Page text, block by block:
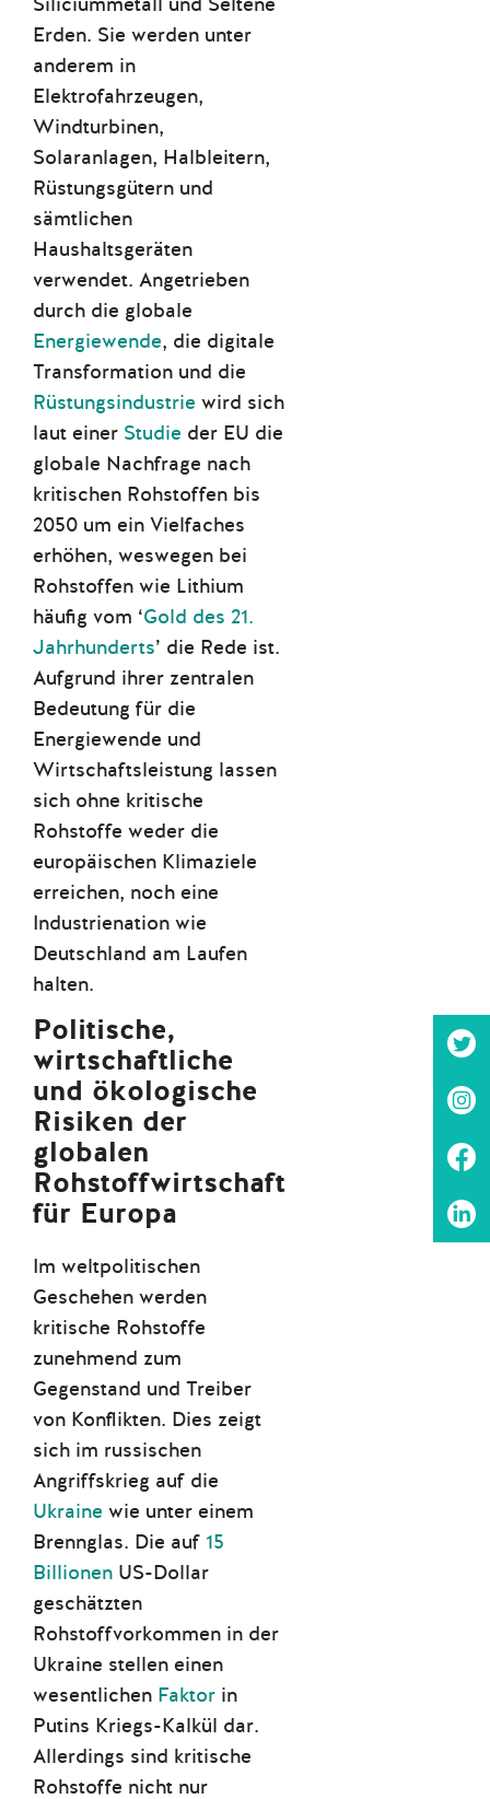
Erden. Sie werden unter
anderem in
Elektrofahrzeugen,
Windturbinen,
Solaranlagen, Halbleitern,
Rüstungsgütern und
sämtlichen
Haushaltsgeräten
verwendet. Angetrieben
durch die globale
Energiewende, die digitale
Transformation und die
Rüstungsindustrie wird sich
laut einer Studie der EU die
globale Nachfrage nach
kritischen Rohstoffen bis
2050 um ein Vielfaches
erhöhen, weswegen bei
Rohstoffen wie Lithium
häufig vom ‘Gold des 21.
Jahrhunderts’ die Rede ist.
Aufgrund ihrer zentralen
Bedeutung für die
Energiewende und
Wirtschaftsleistung lassen
sich ohne kritische
Rohstoffe weder die
europäischen Klimaziele
erreichen, noch eine
Industrienation wie
Deutschland am Laufen
halten.
Politische,
wirtschaftliche
und ökologische
Risiken der
globalen
Rohstoffwirtschaft
für Europa
Im weltpolitischen
Geschehen werden
kritische Rohstoffe
zunehmend zum
Gegenstand und Treiber
von Konflikten. Dies zeigt
sich im russischen
Angriffskrieg auf die
Ukraine wie unter einem
Brennglas. Die auf 15
Billionen US-Dollar
geschätzten
Rohstoffvorkommen in der
Ukraine stellen einen
wesentlichen Faktor in
Putins Kriegs-Kalkül dar.
Allerdings sind kritische
Rohstoffe nicht nur